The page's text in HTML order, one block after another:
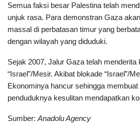
Semua faksi besar Palestina telah
unjuk rasa. Para demonstran Gaza
massal di perbatasan timur yang
dengan wilayah yang diduduki.
Sejak 2007, Jalur Gaza telah menderita
“Israel”/Mesir. Akibat blokade “Israel”/
Ekonominya hancur sehingga membuat
penduduknya kesulitan mendapatkan
Sumber: Anadolu Agency